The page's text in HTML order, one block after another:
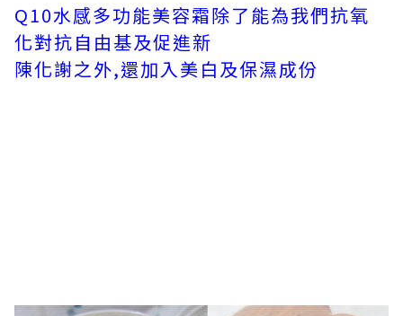
Q10水感多功能美容霜除了能為我們抗氧
化對抗自由基及促進新
陳化謝之外,還加入美白及保濕成份